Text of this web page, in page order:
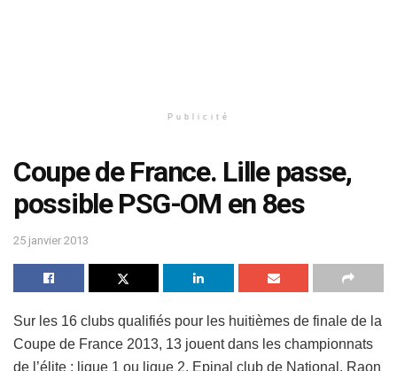
Publicité
Coupe de France. Lille passe,
possible PSG-OM en 8es
25 janvier 2013
Sur les 16 clubs qualifiés pour les huitièmes de finale de la
Coupe de France 2013, 13 jouent dans les championnats
de l’élite : ligue 1 ou ligue 2. Epinal club de National, Raon